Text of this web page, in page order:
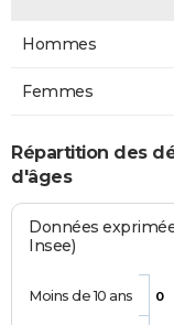
Hommes
Femmes
Répartition des
d'âges
Données
Insee)
0
Moins de 10 ans